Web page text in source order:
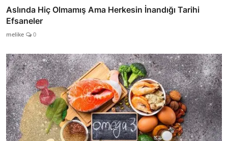
Aslında Hiç Olmamış Ama Herkesin İnandığı Tarihi
Efsaneler
melike 0